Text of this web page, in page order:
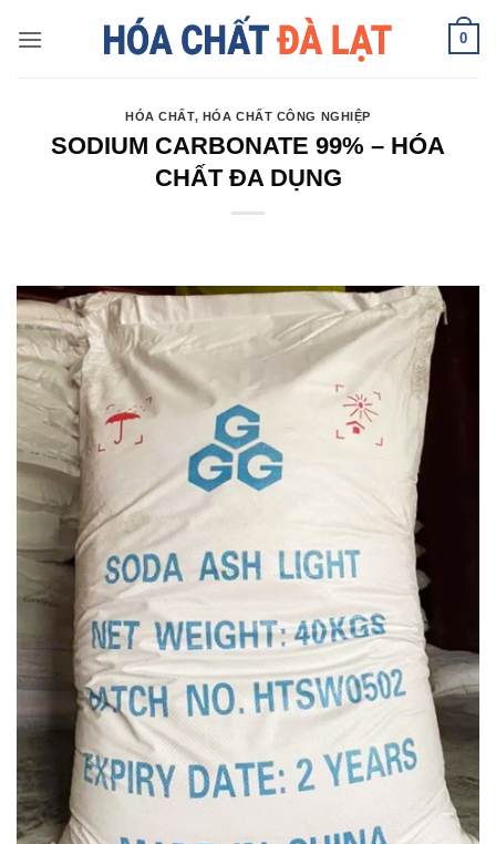
0
HÓA CHẤT, HÓA CHẤT CÔNG NGHIỆP
SODIUM CARBONATE 99% – HÓA
CHẤT ĐA DỤNG